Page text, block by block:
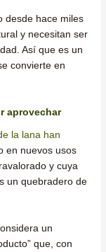
desde hace miles
y necesitan ser
Así que es un
convierte en
aprovechar
la lana han
en nuevos usos
y cuya
un quebradero de
un
que, con